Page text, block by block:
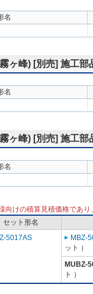
名
ヶ峰) [別売] 施工部
名
ヶ峰) [別売] 施工部
名
向けの積算見積価格であ
セット形名
5017AS
MBZ-
ット ）
MUBZ-
ト ）